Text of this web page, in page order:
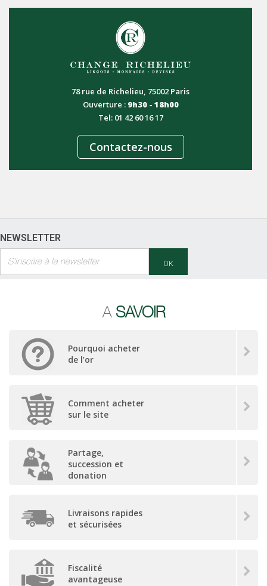
78 rue de Richelieu, 75002 Paris
Ouverture : 9h30 - 18h00
Tel: 01 42 60 16 17
Contactez-nous
NEWSLETTER
OK
A SAVOIR
Pourquoi acheter
de l’or
Comment acheter
sur le site
Partage,
succession et
donation
Livraisons rapides
et sécurisées
Fiscalité
avantageuse